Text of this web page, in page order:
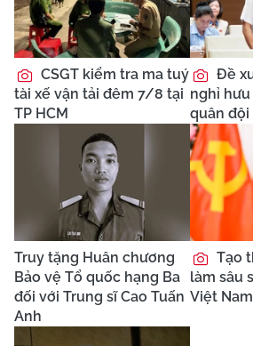
CSGT kiểm tra ma tuý
tài xế vận tải đêm 7/8 tại
TP HCM
Đề
nghỉ
quân đội
Truy tặng Huân chương
Bảo vệ Tổ quốc hạng Ba
đối với Trung sĩ Cao Tuấn
Anh
Tạo
làm sâu
Việt